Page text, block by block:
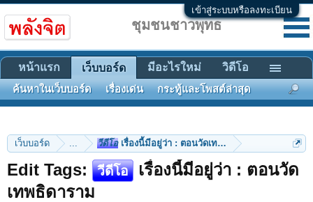
เข้าสู่ระบบหรือลงทะเบียน
เว็บบอร์ด ... วีดีโอเรื่องนี้มีอยู่ว่า : ตอนวัดเทพธิดาราม
Edit Tags: วีดีโอ
เรื่องนี้มีอยู่ว่า : ตอนวัด
เทพธิดาราม
ชุมชนชาวพุทธ
หน้าแรก เว็บบอร์ด
ค้นหาในเว็บบอร์ด เรื่องเด่น กระทู้และโพสต์ล่าสุด
มีอะไรใหม่ วิดีโอ